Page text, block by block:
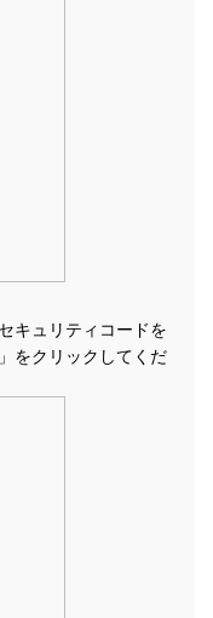
キュリティコードを
をクリックしてくだ